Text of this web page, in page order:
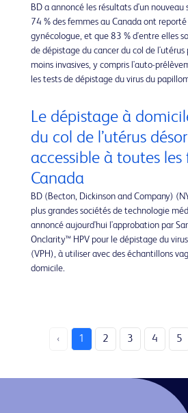
BD a annoncé les résultats d'un
74 % des femmes au Canada ont
gynécologue, et que 83 % d'entre elles
de dépistage du cancer du col de l'utérus
moins invasives, y compris l'auto-
les tests de dépistage du virus du
Le dépistage à
du col de l’utérus
accessible à toutes
Canada
BD (Becton, Dickinson and Company)
plus grandes sociétés de technologie
annoncé aujourd'hui l'approbation par
Onclarity™ HPV pour le dépistage du
(VPH), à utiliser avec des échantillons
domicile.
‹ 1 2 3 4 5